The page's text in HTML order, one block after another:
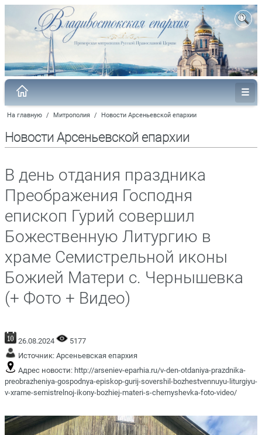
На главную / Митрополия / Новости Арсеньевской епархии
Новости Арсеньевской епархии
В день отдания праздника
Преображения Господня
епископ Гурий совершил
Божественную Литургию в
храме Семистрельной иконы
Божией Матери с. Чернышевка
(+ Фото + Видео)
26.08.2024
5177
Источник: Арсеньевская епархия
Адрес новости: http://arseniev-eparhia.ru/v-den-otdaniya-prazdnika-
preobrazheniya-gospodnya-episkop-gurij-sovershil-bozhestvennuyu-liturgiyu-
v-xrame-semistrelnoj-ikony-bozhiej-materi-s-chernyshevka-foto-video/